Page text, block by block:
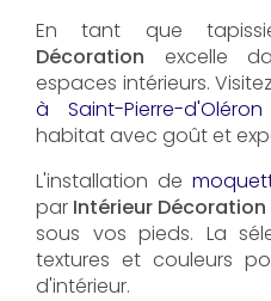
En tant que
Décoration excelle
espaces intérieurs.
à Saint-Pierre-d'Oléron
habitat avec goût et
L'installation de
par Intérieur Décoration
sous vos pieds. La
textures et couleurs
d'intérieur.